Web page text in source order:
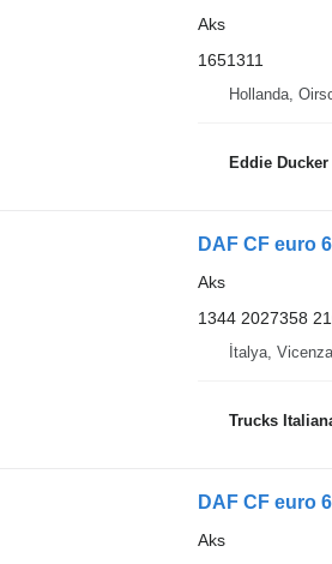
Aks
1651311
Hollanda,
Eddie
DAF CF euro
Aks
1344 2027358
İtalya,
Trucks
DAF CF euro
Aks